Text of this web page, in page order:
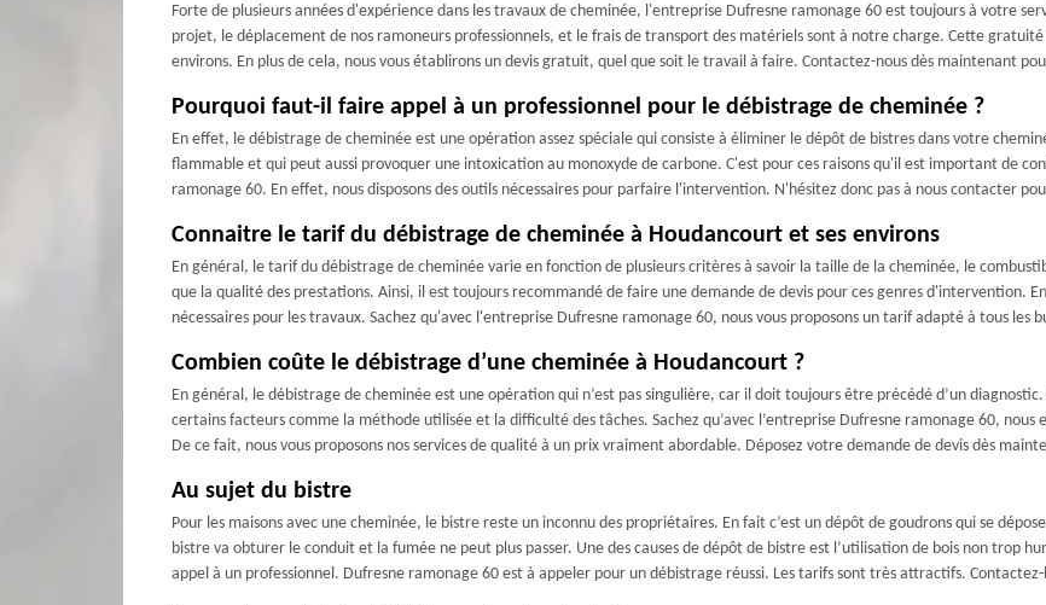
Forte de plusieurs années d'expérience dans les travaux de cheminée, l'entreprise Dufresne ramonage 60 est toujours à votre
projet, le déplacement de nos ramoneurs professionnels, et le frais de transport des matériels sont à notre charge. Cette
environs. En plus de cela, nous vous établirons un devis gratuit, quel que soit le travail à faire. Contactez-nous dès maintenant
Pourquoi faut-il faire appel à un professionnel pour le débistrage de cheminée ?
En effet, le débistrage de cheminée est une opération assez spéciale qui consiste à éliminer le dépôt de bistres dans votre
flammable et qui peut aussi provoquer une intoxication au monoxyde de carbone. C'est pour ces raisons qu'il est important de
ramonage 60. En effet, nous disposons des outils nécessaires pour parfaire l'intervention. N'hésitez donc pas à nous contacter
Connaitre le tarif du débistrage de cheminée à Houdancourt et ses environs
En général, le tarif du débistrage de cheminée varie en fonction de plusieurs critères à savoir la taille de la cheminée, le
que la qualité des prestations. Ainsi, il est toujours recommandé de faire une demande de devis pour ces genres d'intervention.
nécessaires pour les travaux. Sachez qu'avec l'entreprise Dufresne ramonage 60, nous vous proposons un tarif adapté à tous les
Combien coûte le débistrage d’une cheminée à Houdancourt ?
En général, le débistrage de cheminée est une opération qui n’est pas singulière, car il doit toujours être précédé d’un
certains facteurs comme la méthode utilisée et la difficulté des tâches. Sachez qu’avec l’entreprise Dufresne ramonage 60, nous
De ce fait, nous vous proposons nos services de qualité à un prix vraiment abordable. Déposez votre demande de devis dès
Au sujet du bistre
Pour les maisons avec une cheminée, le bistre reste un inconnu des propriétaires. En fait c’est un dépôt de goudrons qui se
bistre va obturer le conduit et la fumée ne peut plus passer. Une des causes de dépôt de bistre est l’utilisation de bois non trop
appel à un professionnel. Dufresne ramonage 60 est à appeler pour un débistrage réussi. Les tarifs sont très attractifs. Contactez-